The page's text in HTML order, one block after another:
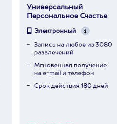
Универсальный
Персональное Счастье
Электронный
Запись на любое из 3080
развлечений
Мгновенная получение
на e-mail и телефон
Срок действия 180 дней